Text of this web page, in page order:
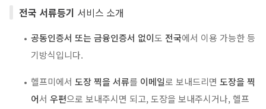
전국 서류등기 서비스 소개
공동인증서 또는 금융인증서 없이도 전국에서 이용 가능한 등
기방식입니다.
헬프미에서 도장 찍을 서류를 이메일로 보내드리면 도장을 찍
어서 우편으로 보내주시면 되고, 도장을 보내주시거나, 헬프